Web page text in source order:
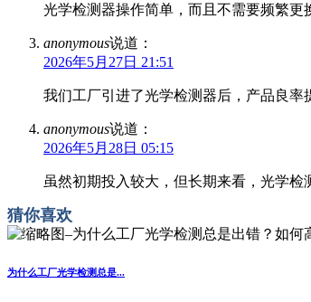
光学检测器操作简单，而且不需要频繁更
anonymous说道：
2026年5月27日 21:51
我们工厂引进了光学检测器后，产品良率
anonymous说道：
2026年5月28日 05:15
虽然初期投入较大，但长期来看，光学检
猜你喜欢
为什么工厂光学检测总是...